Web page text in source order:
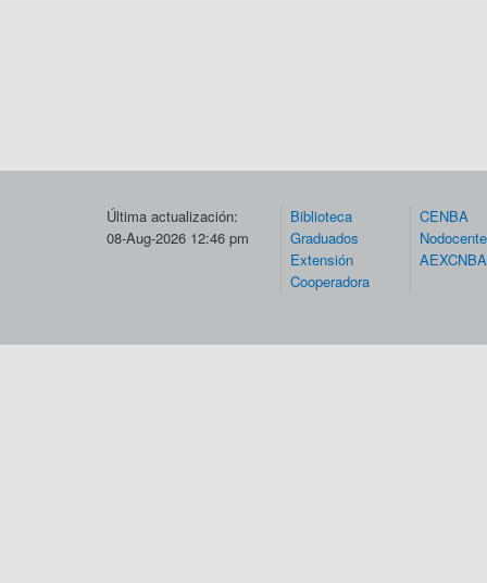
Última actualización:
08-Aug-2026 12:46 pm
Biblioteca
Graduados
Extensión
Cooperadora
CENBA
AEXCNBA